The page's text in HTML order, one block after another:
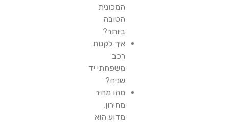
המכונית
הטובה
ביותר?
איך לקנות
רכב
משפחתי יד
שניה?
מהו מחיר
מחירון,
מדוע הוא